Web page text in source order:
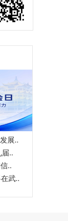
展..
届..
..
武..